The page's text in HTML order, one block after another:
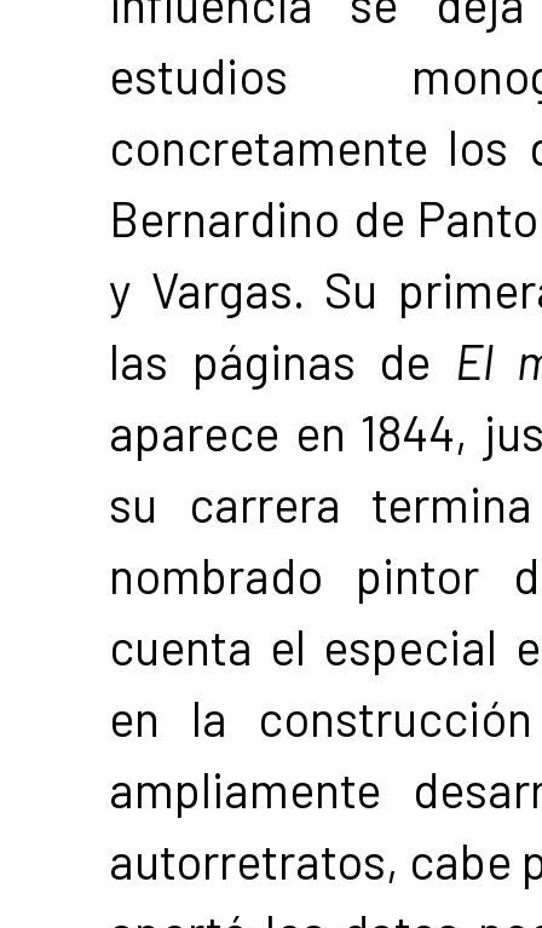
estudios
concretamente los
Bernardino de
y Vargas. Su
las páginas de El
aparece en 1844,
su carrera
nombrado pintor
cuenta el especial
en la
ampliamente
autorretratos, cabe